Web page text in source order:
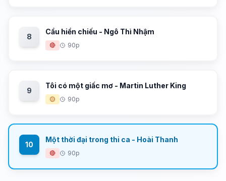
8
Cầu hiền chiếu - Ngô Thì Nhậm
🔴 90p
9
Tôi có một giấc mơ - Martin Luther King
🟡 90p
10
Một thời đại trong thi ca - Hoài Thanh
🔴 90p